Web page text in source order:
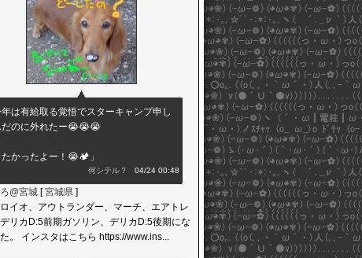
年は有給取る覚悟でスターキャンプ申し
だのに外れたー😭😭😭
かったよー！😭🏕️」
何シテル？ 04/24 00:48
@宮城 [宮城県 ]
イオ、アウトランダー、マーチ、エアトレ
リカD:5前期ガソリン、デリカD:5後期にな
。 インスタはこちら https://www.ins...